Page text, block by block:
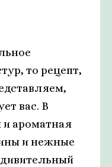
то рецепт,
вас. В
и ароматная
и нежные